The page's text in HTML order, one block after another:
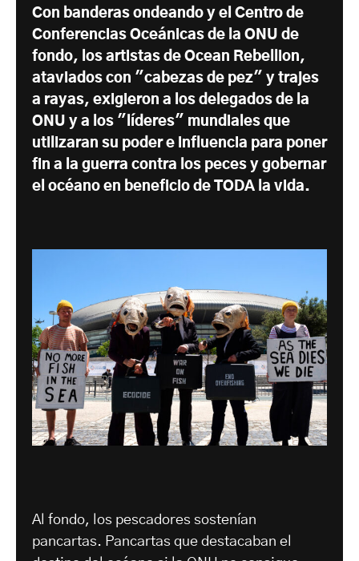
Con banderas ondeando y el Centro de
Conferencias Oceánicas de la ONU de
fondo, los artistas de Ocean Rebellion,
ataviados con "cabezas de pez" y trajes
a rayas, exigieron a los delegados de la
ONU y a los "líderes" mundiales que
utilizaran su poder e influencia para poner
fin a la guerra contra los peces y gobernar
el océano en beneficio de TODA la vida.
Al fondo, los pescadores sostenían
pancartas. Pancartas que destacaban el